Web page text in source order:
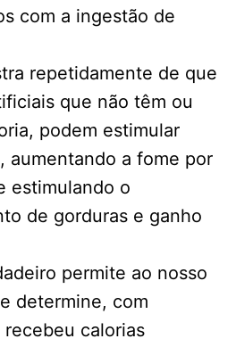
com a ingestão de
repetidamente de que
que não têm ou
podem estimular
aumentando a fome por
estimulando o
de gorduras e ganho
permite ao nosso
determine, com
calorias